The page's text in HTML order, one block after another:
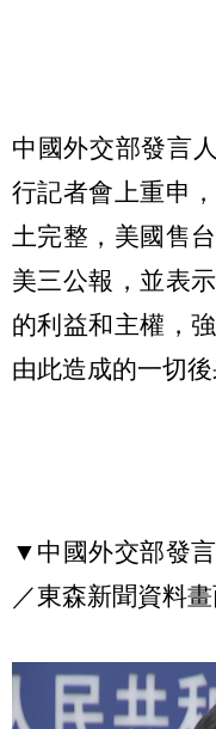
中國外交部發言
行記者會上重申
土完整，美國售
美三公報，並表
的利益和主權，
由此造成的一切
▼中國外交部發
／東森新聞資料畫